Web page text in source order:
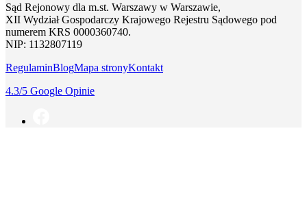
Sąd Rejonowy dla m.st. Warszawy w Warszawie,
XII Wydział Gospodarczy Krajowego Rejestru Sądowego pod
numerem KRS 0000360740.
NIP: 1132807119
RegulaminBlogMapa stronyKontakt
4.3/5 Google Opinie